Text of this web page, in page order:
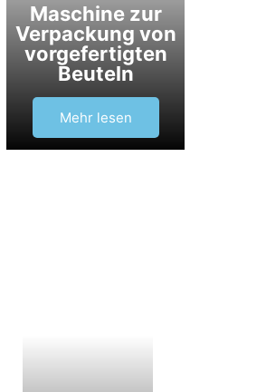
Maschine zur
Verpackung von
vorgefertigten
Beuteln
Mehr lesen